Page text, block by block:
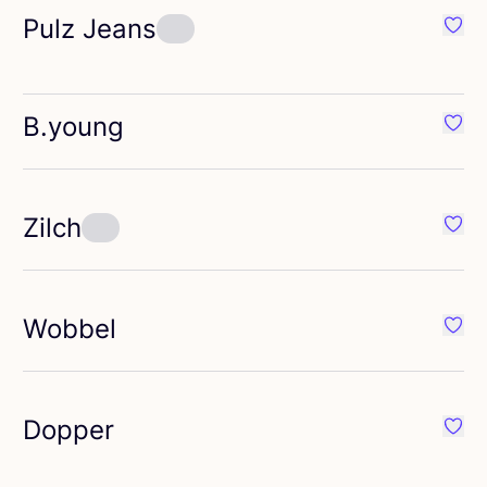
{nom}
Pulz Jeans
{nom}
B.young
{nom}
Zilch
{nom}
Wobbel
{nom}
Dopper